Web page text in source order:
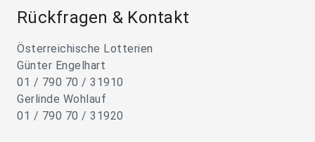
Rückfragen & Kontakt
Österreichische Lotterien
Günter Engelhart
01 / 790 70 / 31910
Gerlinde Wohlauf
01 / 790 70 / 31920